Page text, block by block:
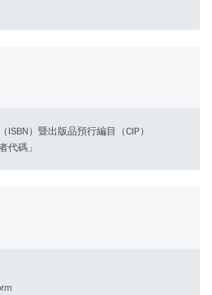
）暨出版品預行編目（CIP）
代碼」